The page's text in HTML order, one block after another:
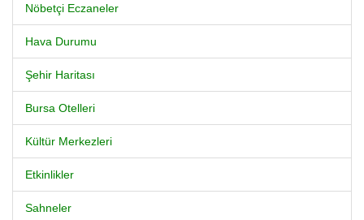
Nöbetçi Eczaneler
Hava Durumu
Şehir Haritası
Bursa Otelleri
Kültür Merkezleri
Etkinlikler
Sahneler